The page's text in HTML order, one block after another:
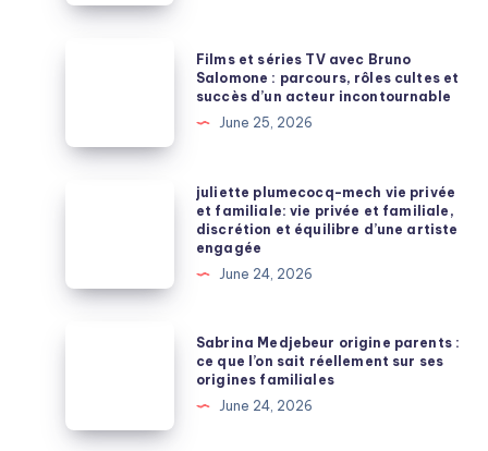
allure
avec
rôles
acteur
Films et séries TV avec Bruno
Salomone : parcours, rôles cultes et
succès d’un acteur incontournable
June 25, 2026
privée
et
juliette plumecocq-mech vie privée
et familiale: vie privée et familiale,
discrétion et équilibre d’une artiste
engagée
June 24, 2026
Sabrina Medjebeur origine parents :
ce que l’on sait réellement sur ses
origines familiales
June 24, 2026